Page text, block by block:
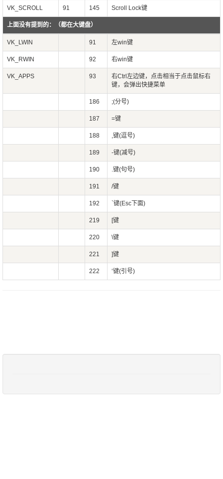
VK_SCROLL 91 145 Scroll Lock键
上面没有提到的：（都在大键盘）
VK_LWIN 91 左win键
VK_RWIN 92 右win键
VK_APPS 93
右Ctrl左边键，点击相当于点击鼠标右
键，会弹出快捷菜单
186 ;(分号)
187 =键
188 ,键(逗号)
189 -键(减号)
190 .键(句号)
191 /键
192 `键(Esc下面)
219 [键
220 \键
221 ]键
222 ‘键(引号)